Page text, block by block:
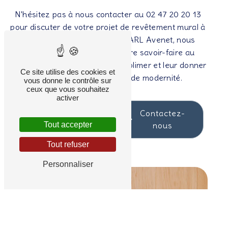
N'hésitez pas à nous contacter au 02 47 20 20 13
pour discuter de votre projet de revêtement mural à
Chambray-lès-Tours. Chez SARL Avenet, nous
mettons notre passion et notre savoir-faire au
service de vos murs pour les sublimer et leur donner
une touche d'élégance et de modernité.
plus
Contactez-
nous
Ce site utilise des cookies et
vous donne le contrôle sur
ceux que vous souhaitez
activer
Tout accepter
Tout refuser
Personnaliser